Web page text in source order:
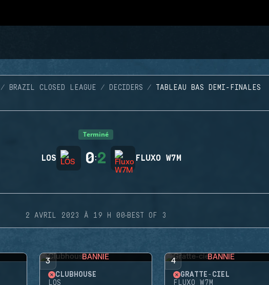
BRAZIL CLOSED LEAGUE DECIDERS TABLEAU BAS DEMI-FINALES
Terminé
LOS 0:2 FLUXO W7M
2 AVRIL 2023 À 19 H 00·BEST OF 3
3 BANNIE
CLUBHOUSE
LOS
4 BANNIE
GRATTE-CIEL
FLUXO W7M